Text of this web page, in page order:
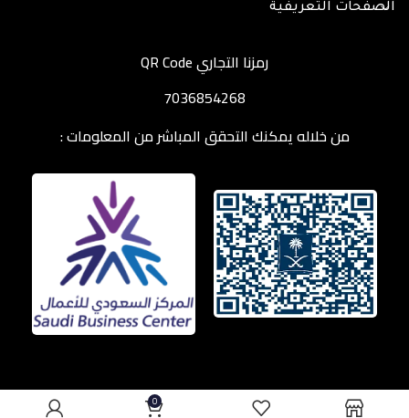
الصفحات التعريفية
رمزنا التجاري QR Code
7036854268
من خلاله يمكنك التحقق المباشر من المعلومات :
0